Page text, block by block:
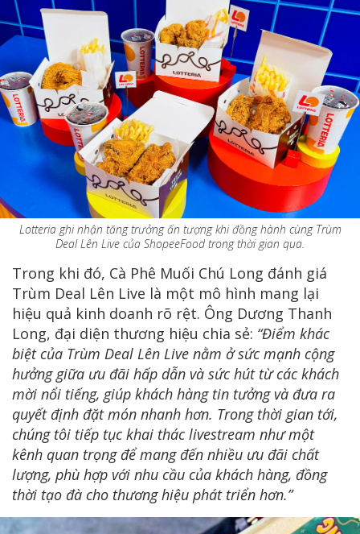
Lotteria ghi nhận tăng trưởng ấn tượng khi đồng hành cùng Trùm
Deal Lên Live của ShopeeFood trong thời gian qua.
Trong khi đó, Cà Phê Muối Chú Long đánh giá
Trùm Deal Lên Live là một mô hình mang lại
hiệu quả kinh doanh rõ rệt. Ông Dương Thanh
Long, đại diện thương hiệu chia sẻ: “Điểm khác
biệt của Trùm Deal Lên Live nằm ở sức mạnh cộng
hưởng giữa ưu đãi hấp dẫn và sức hút từ các khách
mời nổi tiếng, giúp khách hàng tin tưởng và đưa ra
quyết định đặt món nhanh hơn. Trong thời gian tới,
chúng tôi tiếp tục khai thác livestream như một
kênh quan trọng để mang đến nhiều ưu đãi chất
lượng, phù hợp với nhu cầu của khách hàng, đồng
thời tạo đà cho thương hiệu phát triển hơn.”